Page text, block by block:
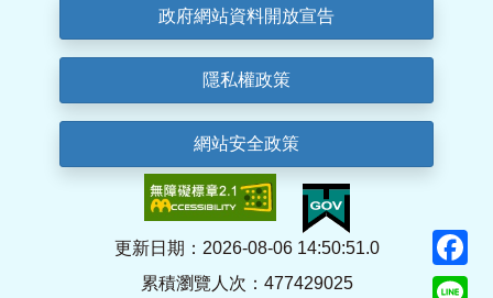
政府網站資料開放宣告
隱私權政策
網站安全政策
更新日期：2026-08-06 14:50:51.0
累積瀏覽人次：477429025